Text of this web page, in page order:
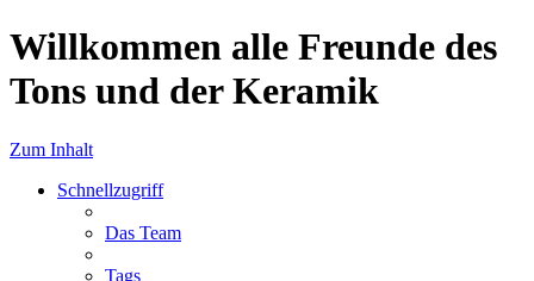
Willkommen alle Freunde des
Tons und der Keramik
Zum Inhalt
Schnellzugriff
Das Team
Tags